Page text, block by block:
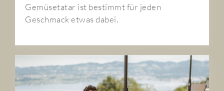
Gemüsetatar ist bestimmt für jeden
Geschmack etwas dabei.